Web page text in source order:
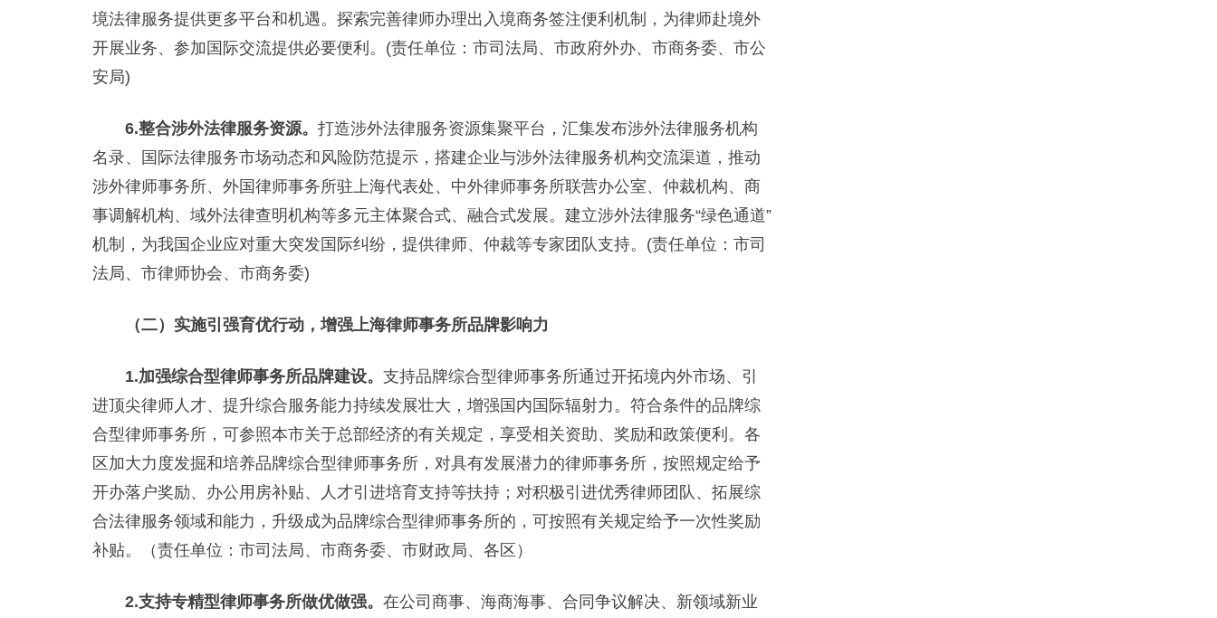
境法律服务提供更多平台和机遇。探索完善律师办理出入境商务签注便利机制，为律师赴境外
开展业务、参加国际交流提供必要便利。(责任单位：市司法局、市政府外办、市商务委、市公
安局)
6.整合涉外法律服务资源。 打造涉外法律服务资源集聚平台，汇集发布涉外法律服务机构
名录、国际法律服务市场动态和风险防范提示，搭建企业与涉外法律服务机构交流渠道，推动
涉外律师事务所、外国律师事务所驻上海代表处、中外律师事务所联营办公室、仲裁机构、商
事调解机构、域外法律查明机构等多元主体聚合式、融合式发展。建立涉外法律服务“绿色通道”
机制，为我国企业应对重大突发国际纠纷，提供律师、仲裁等专家团队支持。(责任单位：市司
法局、市律师协会、市商务委)
（二）实施引强育优行动，增强上海律师事务所品牌影响力
1.加强综合型律师事务所品牌建设。 支持品牌综合型律师事务所通过开拓境内外市场、引
进顶尖律师人才、提升综合服务能力持续发展壮大，增强国内国际辐射力。符合条件的品牌综
合型律师事务所，可参照本市关于总部经济的有关规定，享受相关资助、奖励和政策便利。各
区加大力度发掘和培养品牌综合型律师事务所，对具有发展潜力的律师事务所，按照规定给予
开办落户奖励、办公用房补贴、人才引进培育支持等扶持；对积极引进优秀律师团队、拓展综
合法律服务领域和能力，升级成为品牌综合型律师事务所的，可按照有关规定给予一次性奖励
补贴。（责任单位：市司法局、市商务委、市财政局、各区）
2.支持专精型律师事务所做优做强。 在公司商事、海商海事、合同争议解决、新领域新业